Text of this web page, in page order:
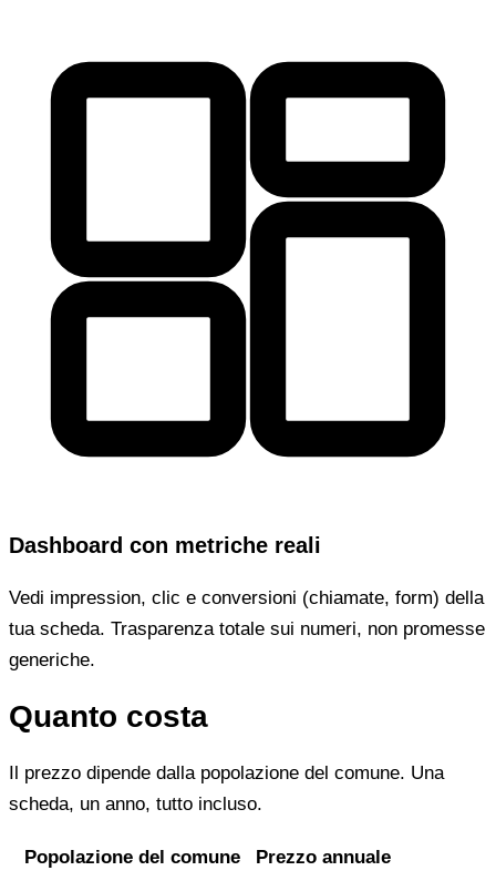
Dashboard con metriche reali
Vedi impression, clic e conversioni (chiamate, form) della
tua scheda. Trasparenza totale sui numeri, non promesse
generiche.
Quanto costa
Il prezzo dipende dalla popolazione del comune. Una
scheda, un anno, tutto incluso.
Popolazione del comune
Prezzo annuale